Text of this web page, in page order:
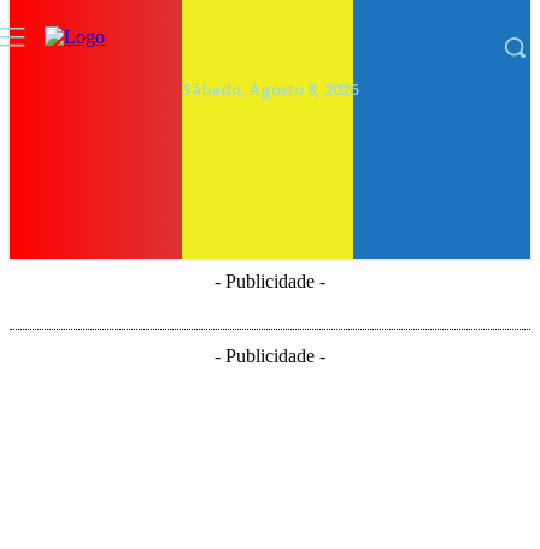
Sábado, Agosto 8, 2026
- Publicidade -
- Publicidade -